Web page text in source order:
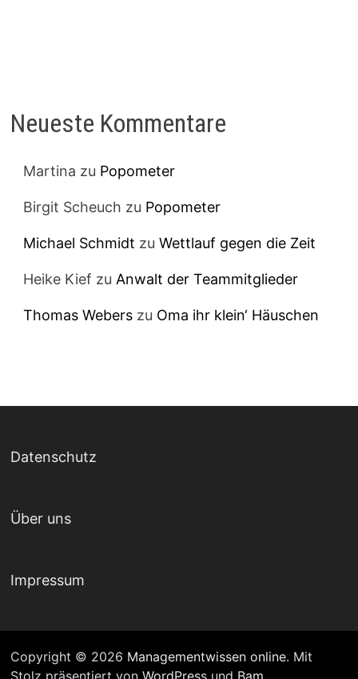
Neueste Kommentare
Martina zu Popometer
Birgit Scheuch zu Popometer
Michael Schmidt zuWettlauf gegen die Zeit
Heike Kief zu Anwalt der Teammitglieder
Thomas Webers zu Oma ihr klein‘ Häuschen
Datenschutz
Über uns
Impressum
Copyright © 2026 Managementwissen online. Mit
Stolz präsentiert vonWordPress und Bam